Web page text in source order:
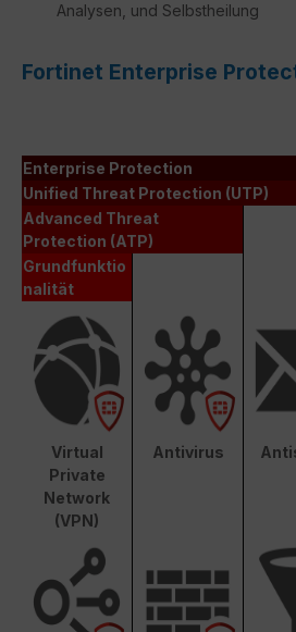
Analysen, und Selbstheilung
Fortinet Enterprise
Enterprise Protection
Unified Threat Protection (UTP)
Advanced Threat
Protection (ATP)
Grundfunktio
nalität
Virtual
Private
Network
(VPN)
Antivirus